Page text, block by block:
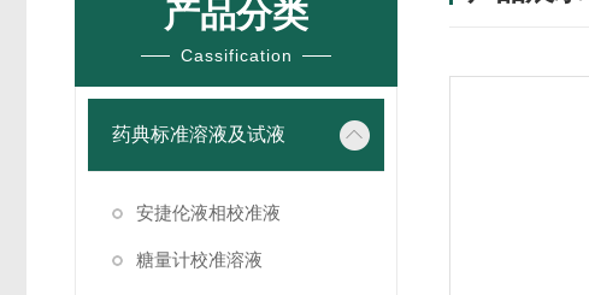
产品分类
Cassification
药典标准溶液及试液
安捷伦液相校准液
糖量计校准溶液